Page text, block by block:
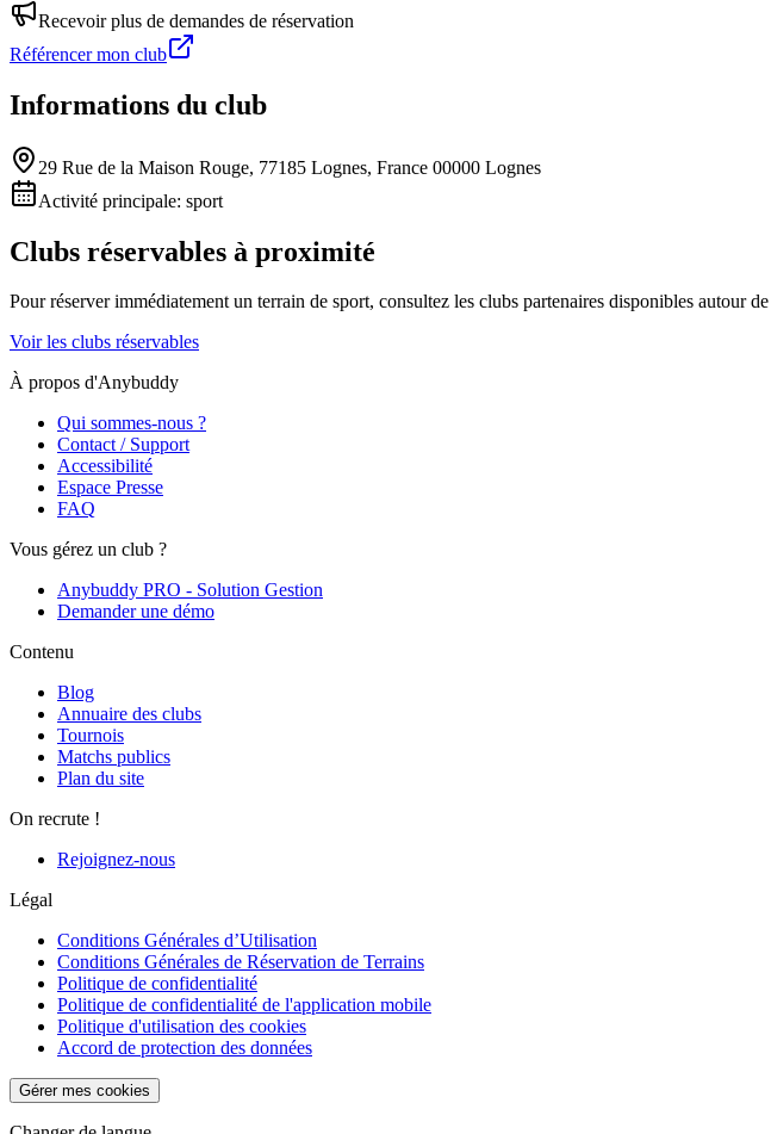
Recevoir plus de demandes de réservation
Référencer mon club
Informations du club
29 Rue de la Maison Rouge, 77185 Lognes, France 00000 Lognes
Activité principale: sport
Clubs réservables à proximité
Pour réserver immédiatement un terrain de sport, consultez les clubs partenaires disponibles autour de
Voir les clubs réservables
À propos d'Anybuddy
Qui sommes-nous ?
Contact / Support
Accessibilité
Espace Presse
FAQ
Vous gérez un club ?
Anybuddy PRO - Solution Gestion
Demander une démo
Contenu
Blog
Annuaire des clubs
Tournois
Matchs publics
Plan du site
On recrute !
Rejoignez-nous
Légal
Conditions Générales d’Utilisation
Conditions Générales de Réservation de Terrains
Politique de confidentialité
Politique de confidentialité de l'application mobile
Politique d'utilisation des cookies
Accord de protection des données
Gérer mes cookies